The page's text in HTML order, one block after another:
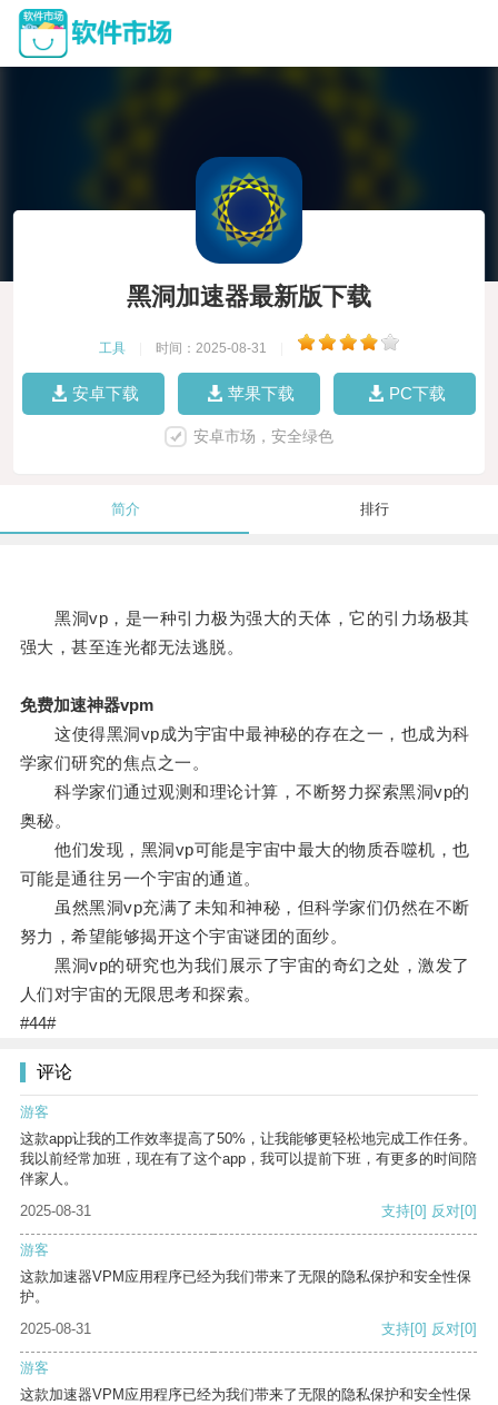
黑洞加速器最新版下载
工具 时间：2025-08-31
安卓下载 苹果下载 PC下载
安卓市场，安全绿色
简介 排行
黑洞vp，是一种引力极为强大的天体，它的引力场极其
强大，甚至连光都无法逃脱。
免费加速神器vpm
这使得黑洞vp成为宇宙中最神秘的存在之一，也成为科
学家们研究的焦点之一。
科学家们通过观测和理论计算，不断努力探索黑洞vp的
奥秘。
他们发现，黑洞vp可能是宇宙中最大的物质吞噬机，也
可能是通往另一个宇宙的通道。
虽然黑洞vp充满了未知和神秘，但科学家们仍然在不断
努力，希望能够揭开这个宇宙谜团的面纱。
黑洞vp的研究也为我们展示了宇宙的奇幻之处，激发了
人们对宇宙的无限思考和探索。
#44#
评论
游客
这款app让我的工作效率提高了50%，让我能够更轻松地完成工作任务。
我以前经常加班，现在有了这个app，我可以提前下班，有更多的时间陪
伴家人。
2025-08-31
支持[0] 反对[0]
游客
这款加速器VPM应用程序已经为我们带来了无限的隐私保护和安全性保
护。
2025-08-31
支持[0] 反对[0]
游客
这款加速器VPM应用程序已经为我们带来了无限的隐私保护和安全性保